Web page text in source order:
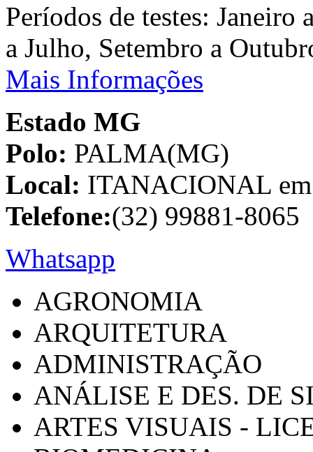
Períodos de testes:
a Julho, Setembro a
Mais Informações
Estado MG
Polo: PALMA(MG)
Local: ITANACIONAL
Telefone:(32) 99881-8065
Whatsapp
AGRONOMIA
ARQUITETURA
ADMINISTRAÇÃO
ANÁLISE E DES. DE
ARTES VISUAIS -